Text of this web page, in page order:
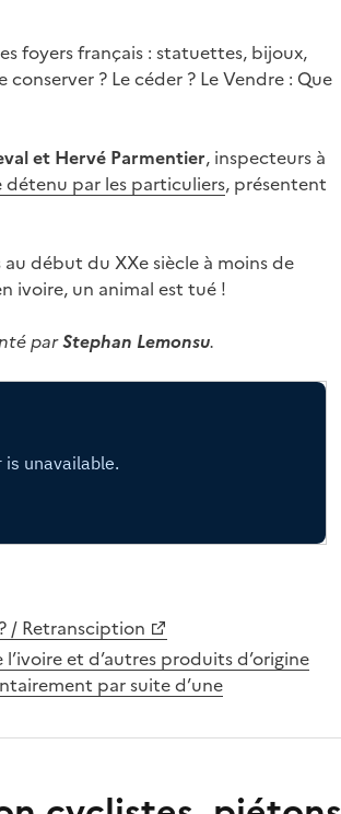
foyers français : statuettes, bijoux,
? Le céder ? Le Vendre : Que
et Hervé Parmentier, inspecteurs à
détenu par les particuliers, présentent
au début du XXe siècle à moins de
ivoire, un animal est tué !
parStephan Lemonsu.
/ Retransciption
l’ivoire et d’autres produits d’origine
par suite d’une